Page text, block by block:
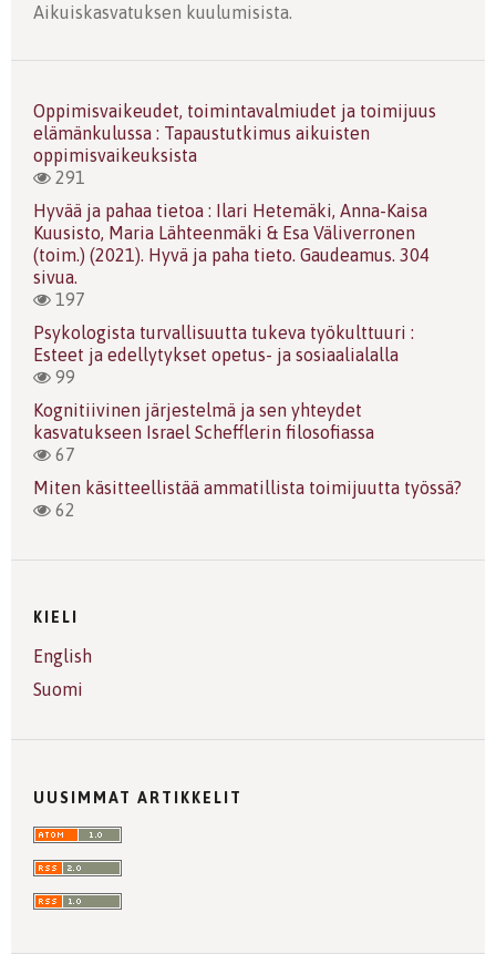
Aikuiskasvatuksen kuulumisista.
Oppimisvaikeudet, toimintavalmiudet ja toimijuus
elämänkulussa : Tapaustutkimus aikuisten
oppimisvaikeuksista
291
Hyvää ja pahaa tietoa : Ilari Hetemäki, Anna-Kaisa
Kuusisto, Maria Lähteenmäki & Esa Väliverronen
(toim.) (2021). Hyvä ja paha tieto. Gaudeamus. 304
sivua.
197
Psykologista turvallisuutta tukeva työkulttuuri :
Esteet ja edellytykset opetus- ja sosiaalialalla
99
Kognitiivinen järjestelmä ja sen yhteydet
kasvatukseen Israel Schefflerin filosofiassa
67
Miten käsitteellistää ammatillista toimijuutta työssä?
62
KIELI
English
Suomi
UUSIMMAT ARTIKKELIT